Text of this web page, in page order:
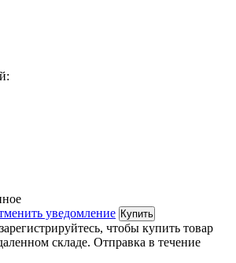
уведомление Купить
зарегистрируйтесь, чтобы купить товар
складе. Отправка в течение